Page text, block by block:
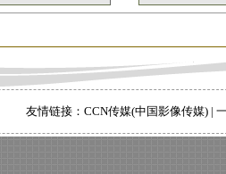
友情链接： CCN传媒(中国影像传媒) |